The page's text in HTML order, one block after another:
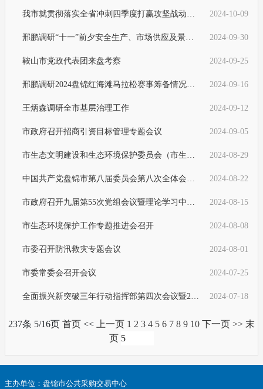
2024-10-09
2024-09-30
鞍山市党政代表团来盘考察 2024-09-25
2024-09-16
王炳森调研全市基层治理工作 2024-09-12
市政府召开招商引资目标管理专题会议 2024-09-05
2024-08-29
2024-08-22
2024-08-15
市生态环境保护工作专题推进会召开 2024-08-08
市委召开防汛救灾专题会议 2024-08-01
市委常委会召开会议 2024-07-25
2024-07-18
237条 5/16页 首页 << 上一页 1 2 3 4 5 6 7 8 9 10 下一页 >> 末
页
主办单位：盘锦市公共采购交易中心